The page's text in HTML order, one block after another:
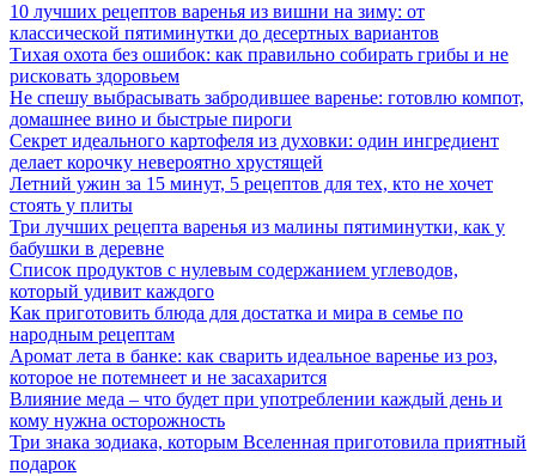
10 лучших рецептов варенья из вишни на зиму: от
классической пятиминутки до десертных вариантов
Тихая охота без ошибок: как правильно собирать грибы и не
рисковать здоровьем
Не спешу выбрасывать забродившее варенье: готовлю компот,
домашнее вино и быстрые пироги
Секрет идеального картофеля из духовки: один ингредиент
делает корочку невероятно хрустящей
Летний ужин за 15 минут, 5 рецептов для тех, кто не хочет
стоять у плиты
Три лучших рецепта варенья из малины пятиминутки, как у
бабушки в деревне
Список продуктов с нулевым содержанием углеводов,
который удивит каждого
Как приготовить блюда для достатка и мира в семье по
народным рецептам
Аромат лета в банке: как сварить идеальное варенье из роз,
которое не потемнеет и не засахарится
Влияние меда – что будет при употреблении каждый день и
кому нужна осторожность
Три знака зодиака, которым Вселенная приготовила приятный
подарок